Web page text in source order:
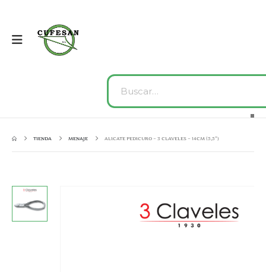
TIENDA MENAJE ALICATE PEDICURO – 3 CLAVELES – 14CM (5,5”)